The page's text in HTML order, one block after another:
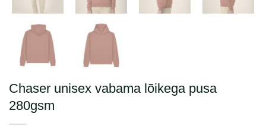
Chaser unisex vabama lõikega pusa
280gsm